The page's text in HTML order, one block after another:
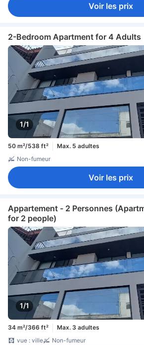
Voir les prix
2-Bedroom Apartment for 4 Adults
1/1
50 m²/538 ft²
Max. 5 adultes
Non-fumeur
Voir les prix
Appartement - 2 Personnes
for 2 people)
1/1
34 m²/366 ft²
Max. 3 adultes
vue : ville
Non-fumeur